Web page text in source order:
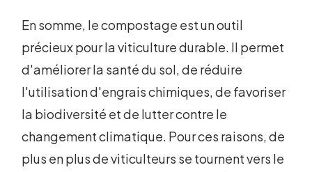
En somme, le compostage est un outil
précieux pour la viticulture durable. Il permet
d'améliorer la santé du sol, de réduire
l'utilisation d'engrais chimiques, de favoriser
la biodiversité et de lutter contre le
changement climatique. Pour ces raisons, de
plus en plus de viticulteurs se tournent vers le